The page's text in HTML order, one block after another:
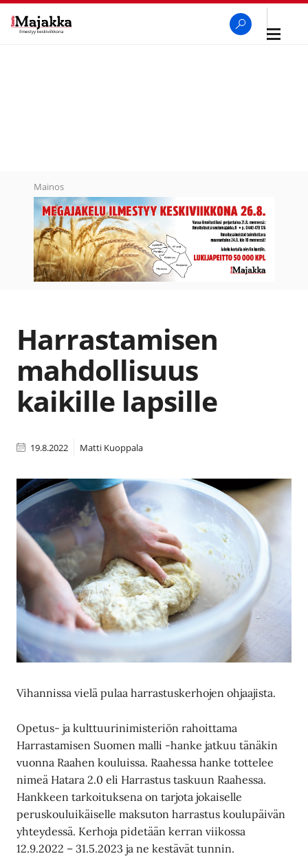
Avaa
Mainos
Harrastamisen
mahdollisuus
kaikille lapsille
19.8.2022 Matti Kuoppala
Vihannissa vielä pulaa harrastuskerhojen ohjaajista.
Opetus- ja kulttuurinimisteriön rahoittama
Harrastamisen Suomen malli -hanke jatkuu tänäkin
vuonna Raahen kouluissa. Raahessa hanke tottelee
nimeä Hatara 2.0 eli Harrastus taskuun Raahessa.
Hankkeen tarkoituksena on tarjota jokaiselle
peruskouluikäiselle maksuton harrastus koulupäivän
yhteydessä. Kerhoja pidetään kerran viikossa
12.9.2022 – 31.5.2023 ja ne kestävät tunnin.